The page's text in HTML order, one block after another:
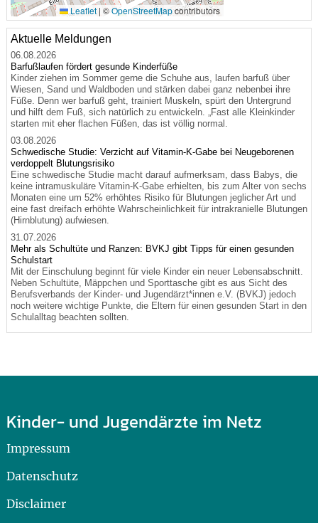
Leaflet | ©OpenStreetMapcontributors
Aktuelle Meldungen
06.08.2026
Barfußlaufen fördert gesunde Kinderfüße
Kinder ziehen im Sommer gerne die Schuhe aus, laufen barfuß über
Wiesen, Sand und Waldboden und stärken dabei ganz nebenbei ihre
Füße. Denn wer barfuß geht, trainiert Muskeln, spürt den Untergrund
und hilft dem Fuß, sich natürlich zu entwickeln. „Fast alle Kleinkinder
starten mit eher flachen Füßen, das ist völlig normal.
03.08.2026
Schwedische Studie: Verzicht auf Vitamin-K-Gabe bei Neugeborenen
verdoppelt Blutungsrisiko
Eine schwedische Studie macht darauf aufmerksam, dass Babys, die
keine intramuskuläre Vitamin-K-Gabe erhielten, bis zum Alter von sechs
Monaten eine um 52% erhöhtes Risiko für Blutungen jeglicher Art und
eine fast dreifach erhöhte Wahrscheinlichkeit für intrakranielle Blutungen
(Hirnblutung) aufwiesen.
31.07.2026
Mehr als Schultüte und Ranzen: BVKJ gibt Tipps für einen gesunden
Schulstart
Mit der Einschulung beginnt für viele Kinder ein neuer Lebensabschnitt.
Neben Schultüte, Mäppchen und Sporttasche gibt es aus Sicht des
Berufsverbands der Kinder- und Jugendärzt*innen e.V. (BVKJ) jedoch
noch weitere wichtige Punkte, die Eltern für einen gesunden Start in den
Schulalltag beachten sollten.
Kinder- und Jugendärzte im Netz
Impressum
Datenschutz
Disclaimer